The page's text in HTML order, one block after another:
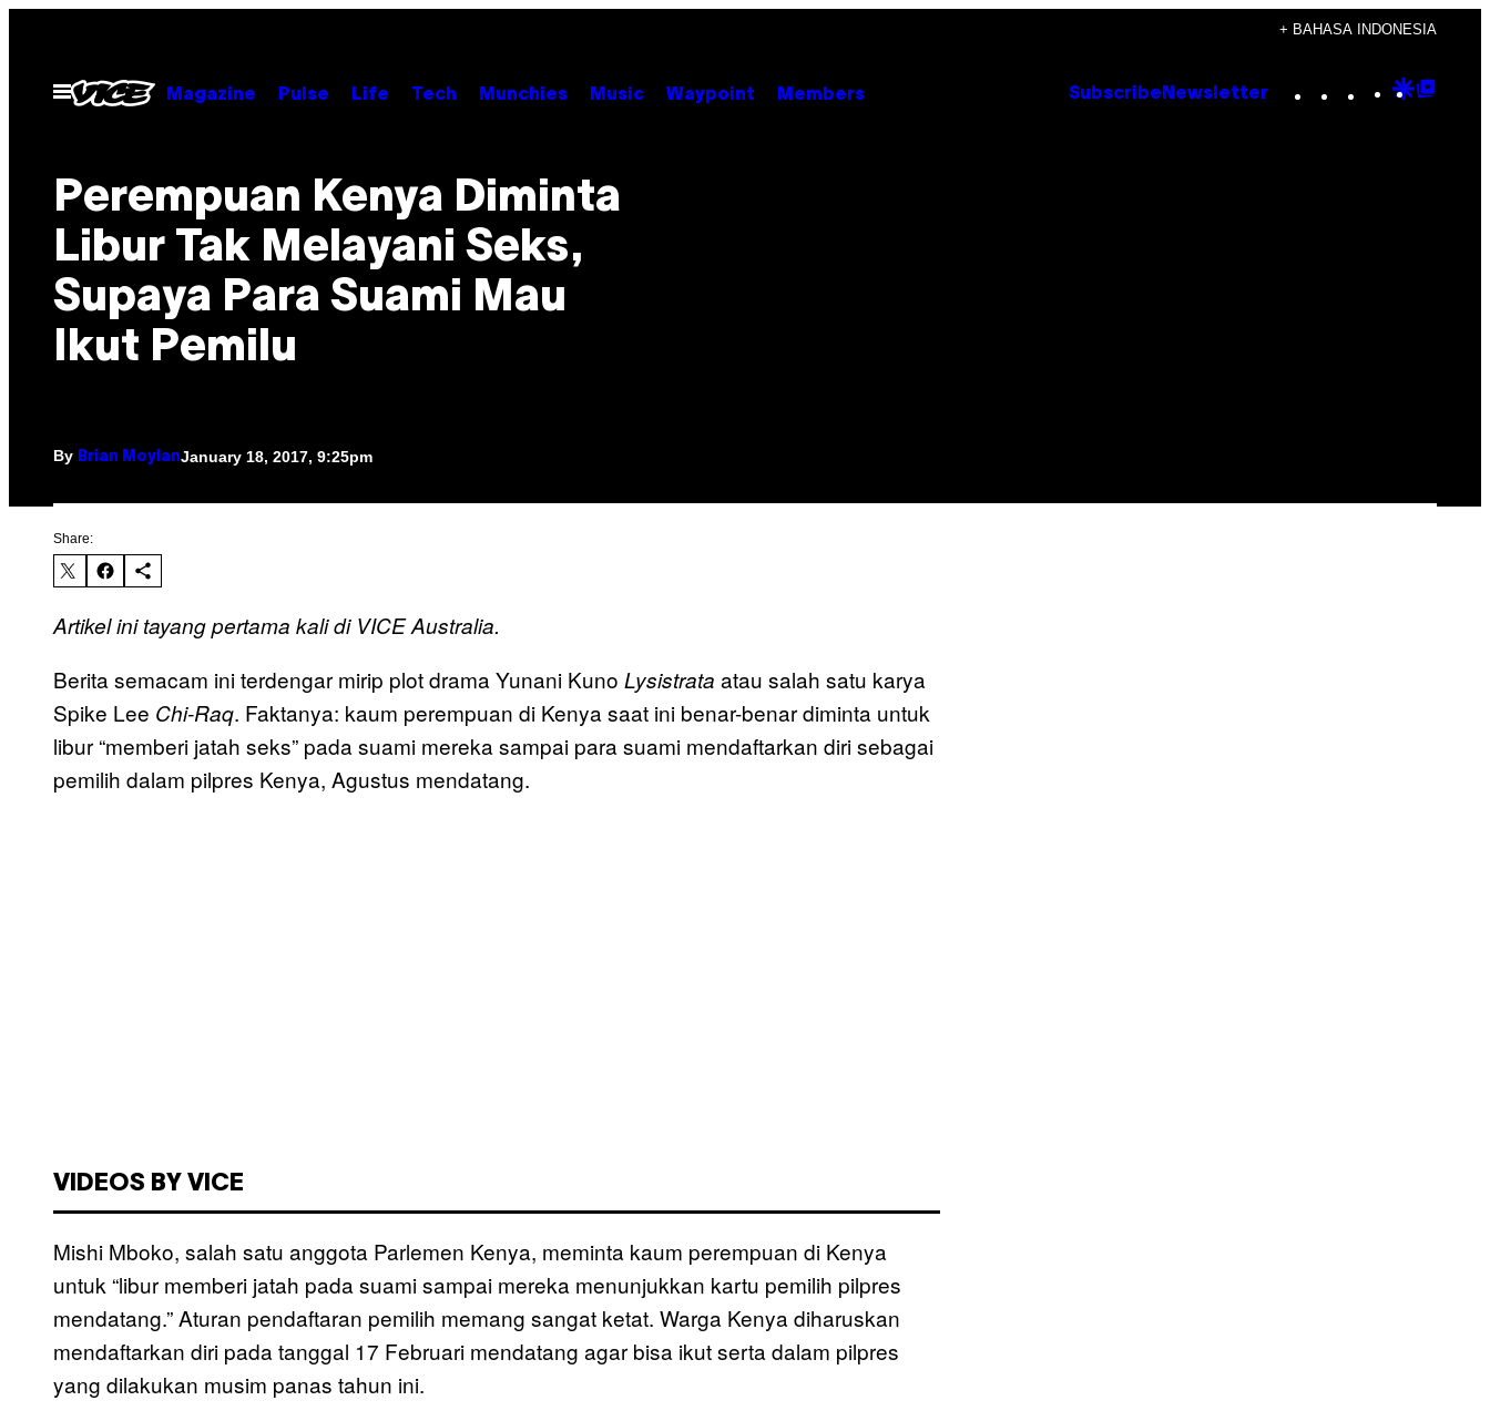
content
+ BAHASA INDONESIA
Open
Menu
Magazine Pulse Life Tech Munchies Music Waypoint Members Subscribe Newsletter Instagram
TikTok
YouTube
Google
Perempuan Kenya Diminta
Libur Tak Melayani Seks,
Supaya Para Suami Mau
Ikut Pemilu
By Brian MoylanJanuary 18, 2017, 9:25pm
Share:
Artikel ini tayang pertama kali di VICE Australia.
Berita semacam ini terdengar mirip plot drama Yunani Kuno Lysistrata atau salah satu karya
Spike Lee Chi-Raq. Faktanya: kaum perempuan di Kenya saat ini benar-benar diminta untuk
libur “memberi jatah seks” pada suami mereka sampai para suami mendaftarkan diri sebagai
pemilih dalam pilpres Kenya, Agustus mendatang.
VIDEOS BY VICE
Mishi Mboko, salah satu anggota Parlemen Kenya, meminta kaum perempuan di Kenya
untuk “libur memberi jatah pada suami sampai mereka menunjukkan kartu pemilih pilpres
mendatang.” Aturan pendaftaran pemilih memang sangat ketat. Warga Kenya diharuskan
mendaftarkan diri pada tanggal 17 Februari mendatang agar bisa ikut serta dalam pilpres
yang dilakukan musim panas tahun ini.